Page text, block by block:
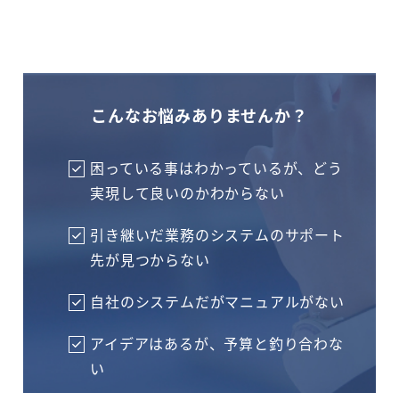
こんなお悩みありませんか？
困っている事はわかっているが、どう
実現して良いのかわからない
引き継いだ業務のシステムのサポート
先が見つからない
自社のシステムだがマニュアルがない
アイデアはあるが、予算と釣り合わな
い